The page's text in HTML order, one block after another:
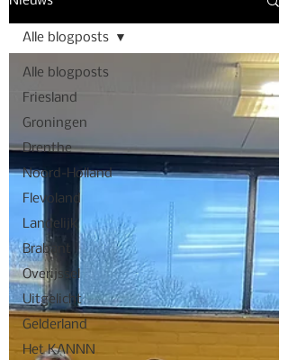
Alle blogposts
Friesland
Groningen
Drenthe
Noord-Holland
Flevoland
Landelijk
Brabant
Overijssel
Uitgelicht
Gelderland
Het KANNN
Alle blogposts